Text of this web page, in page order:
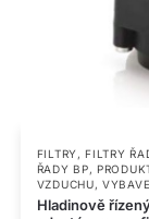
FILTRY ,FILTRY
ŘADY BP,
VZDUCHU,
Hladinově